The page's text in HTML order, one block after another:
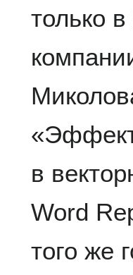
только
в
Word
того же